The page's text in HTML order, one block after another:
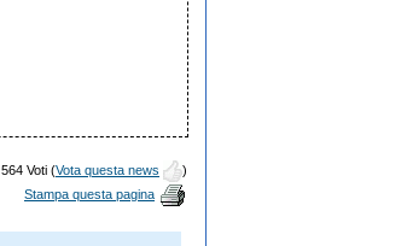
564 Voti (Vota questa news
)
Stampa questa pagina